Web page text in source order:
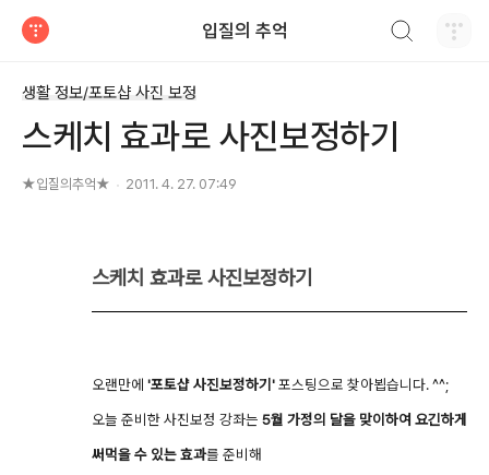
입질의 추억
생활 정보/포토샵 사진 보정
스케치 효과로 사진보정하기
★입질의추억★ 2011. 4. 27. 07:49
스케치 효과로 사진보정하기
오랜만에 '포토샵 사진보정하기'포스팅으로 찾아뵙습니다. ^^;
오늘 준비한 사진보정 강좌는 5월 가정의 달을 맞이하여 요긴하게
써먹을 수 있는 효과를 준비해